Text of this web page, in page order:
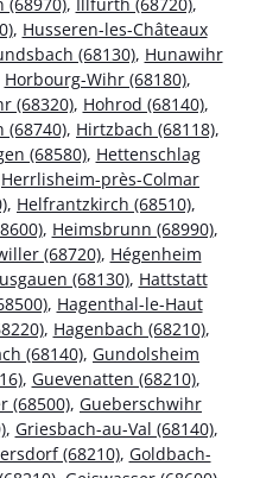
, Husseren-les-Châteaux
(68130), Hunawihr
Horbourg-Wihr (68180),
(68320), Hohrod (68140),
(68740), Hirtzbach (68118),
(68580), Hettenschlag
Herrlisheim-près-Colmar
, Helfrantzkirch (68510),
, Heimsbrunn (68990),
(68720), Hégenheim
(68130), Hattstatt
, Hagenthal-le-Haut
, Hagenbach (68210),
(68140), Gundolsheim
, Guevenatten (68210),
(68500), Gueberschwihr
, Griesbach-au-Val (68140),
(68210), Goldbach-